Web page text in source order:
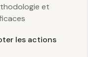
et
les actions